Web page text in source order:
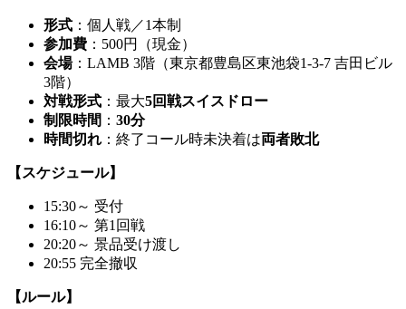
形式 ：個人戦／1本制
参加費 ：500円（現金）
会場：LAMB 3階（東京都豊島区東池袋1-3-7 吉田ビル
3階）
対戦形式 ：最大5回戦スイスドロー
制限時間 ： 30分
時間切れ ：終了コール時未決着は両者敗北
【スケジュール】
15:30～ 受付
16:10～ 第1回戦
20:20～ 景品受け渡し
20:55 完全撤収
【ルール】